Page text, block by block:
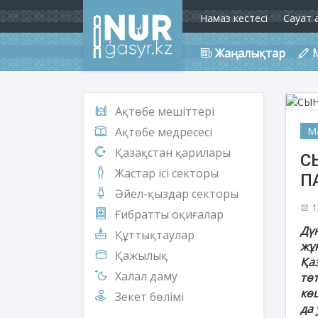
Намаз кестесі Сауат
Жаңалықтар
Ақтөбе мешіттері
Ақтөбе медресесі
Қазақстан қарилары
Жастар ісі секторы
Әйел-қыздар секторы
Ғибратты оқиғалар
Құттықтаулар
Қажылық
Халал даму
Зекет бөлімі
да